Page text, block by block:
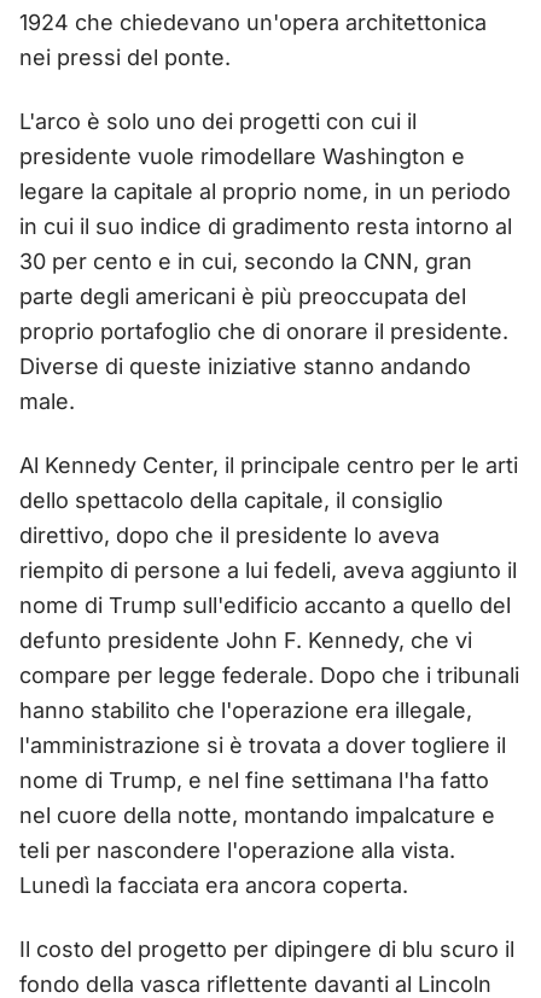
1924 che chiedevano un'opera architettonica
nei pressi del ponte.
L'arco è solo uno dei progetti con cui il
presidente vuole rimodellare Washington e
legare la capitale al proprio nome, in un periodo
in cui il suo indice di gradimento resta intorno al
30 per cento e in cui, secondo la CNN, gran
parte degli americani è più preoccupata del
proprio portafoglio che di onorare il presidente.
Diverse di queste iniziative stanno andando
male.
Al Kennedy Center, il principale centro per le arti
dello spettacolo della capitale, il consiglio
direttivo, dopo che il presidente lo aveva
riempito di persone a lui fedeli, aveva aggiunto il
nome di Trump sull'edificio accanto a quello del
defunto presidente John F. Kennedy, che vi
compare per legge federale. Dopo che i tribunali
hanno stabilito che l'operazione era illegale,
l'amministrazione si è trovata a dover togliere il
nome di Trump, e nel fine settimana l'ha fatto
nel cuore della notte, montando impalcature e
teli per nascondere l'operazione alla vista.
Lunedì la facciata era ancora coperta.
Il costo del progetto per dipingere di blu scuro il
fondo della vasca riflettente davanti al Lincoln